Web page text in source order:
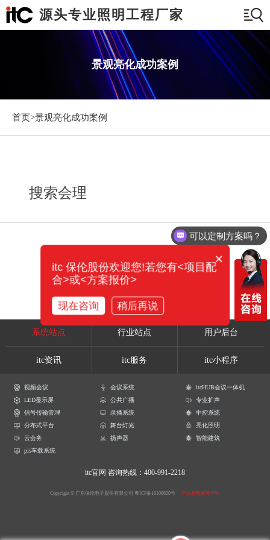
源头专业照明工程厂家
景观亮化成功案例
首页>景观亮化成功案例
搜索会理
系统站点 行业站点 用户后台
itc资讯 itc服务 itc小程序
视频会议 会议系统
itcHUB会议一体机
LED显示屏
公共广播
专业扩声
信号传输管理
录播系统
中控系统
分布式平台
舞台灯光
亮化照明
云会务
扬声器
智能建筑
pis车载系统
itc官网 咨询热线：400-991-2218
Copyright © 广东保伦电子股份有限公司 粤ICP备16106620号 产品参数解释声明
可以定制方案吗？
×
itc 保伦股份欢迎您!若您有<项目配
合>或<方案报价>
现在咨询 稍后再说